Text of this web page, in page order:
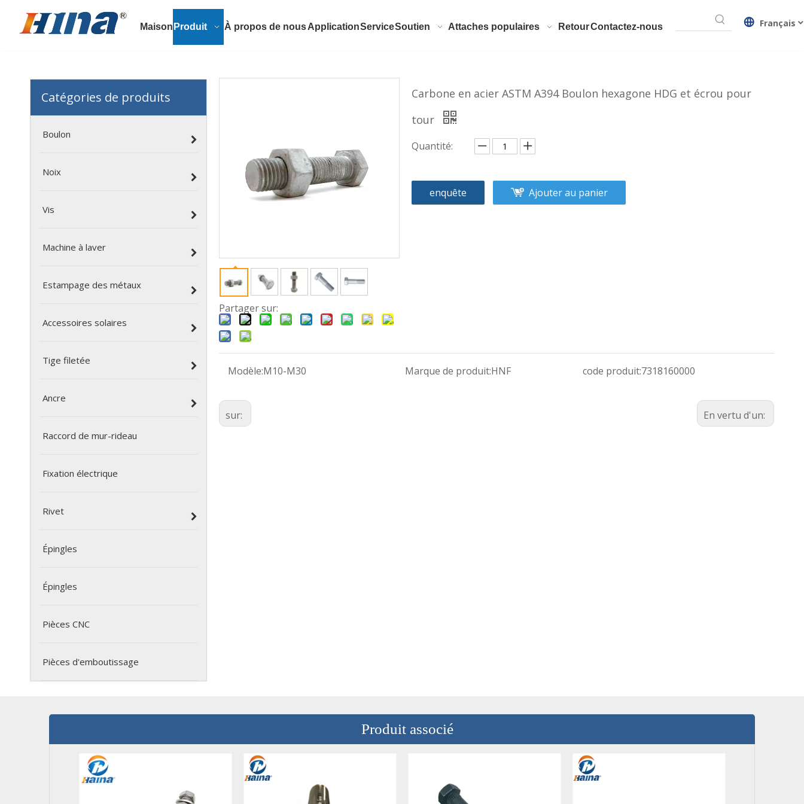
Maison Produit À propos de nousApplicationServiceSoutien Attaches populaires RetourContactez-nous Français
Catégories de produits
Boulon
Noix
Vis
Machine à laver
Estampage des métaux
Accessoires solaires
Tige filetée
Ancre
Raccord de mur-rideau
Fixation électrique
Rivet
Épingles
Épingles
Pièces CNC
Pièces d'emboutissage
Partager sur:
Carbone en acier ASTM A394 Boulon hexagone HDG et écrou pour
tour
Quantité:
enquête Ajouter au panier
Modèle:M10-M30 Marque de produit:HNF code produit:7318160000
sur: En vertu d'un:
Produit associé